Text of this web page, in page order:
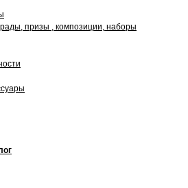
призы , композиции, наборы